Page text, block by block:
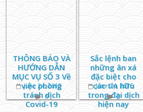
THÔNG BÁO VÀ
HƯỚNG DẪN
MỤC VỤ SỐ 3 Về
việc phòng
tránh dịch
Covid-19
June 24, 2015
0
Sắc lệnh ban
những ân xá
đặc biệt cho
các tín hữu
trong đại dịch
hiện nay
June 24, 2015
0